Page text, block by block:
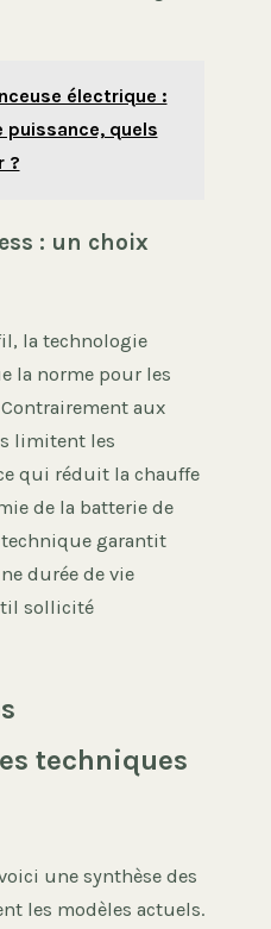
électrique :
puissance, quels
?
: un choix
la technologie
la norme pour les
aux
limitent les
qui réduit la chauffe
de la batterie de
technique garantit
durée de vie
sollicité
techniques
une synthèse des
les modèles actuels.